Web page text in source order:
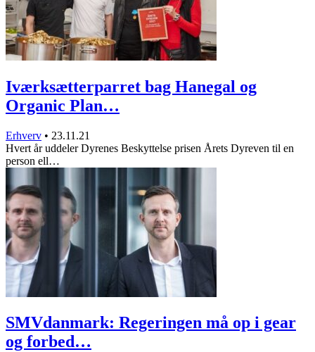
Iværksætterparret bag Hanegal og
Organic Plan…
Erhverv • 23.11.21
Hvert år uddeler Dyrenes Beskyttelse prisen Årets Dyreven til en
person ell…
SMVdanmark: Regeringen må op i gear
og forbed…